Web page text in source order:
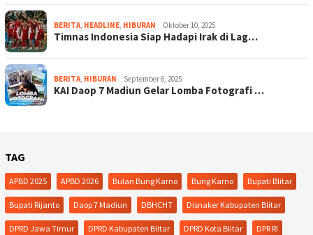
BERITA, HEADLINE, HIBURAN Oktober 10, 2025
Timnas Indonesia Siap Hadapi Irak di Lag…
BERITA, HIBURAN September 6, 2025
KAI Daop 7 Madiun Gelar Lomba Fotografi …
TAG
APBD 2025 APBD 2026 Bulan Bung Karno Bung Karno Bupati Blitar
Bupati Rijanto Daop 7 Madiun DBHCHT Disnaker Kabupaten Blitar
DPRD Jawa Timur DPRD Kabupaten Blitar DPRD Kota Blitar DPR RI